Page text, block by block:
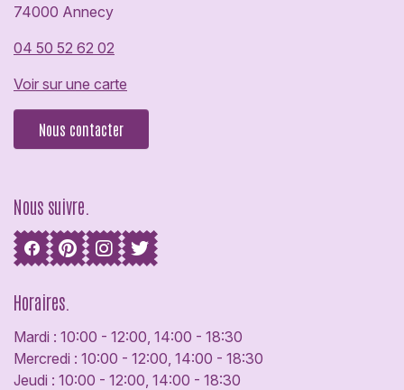
74000 Annecy
04 50 52 62 02
Voir sur une carte
Nous contacter
Nous suivre.
Horaires.
Mardi : 10:00 - 12:00, 14:00 - 18:30
Mercredi : 10:00 - 12:00, 14:00 - 18:30
Jeudi : 10:00 - 12:00, 14:00 - 18:30